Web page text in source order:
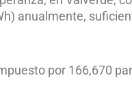
anualmente,
por 166,670